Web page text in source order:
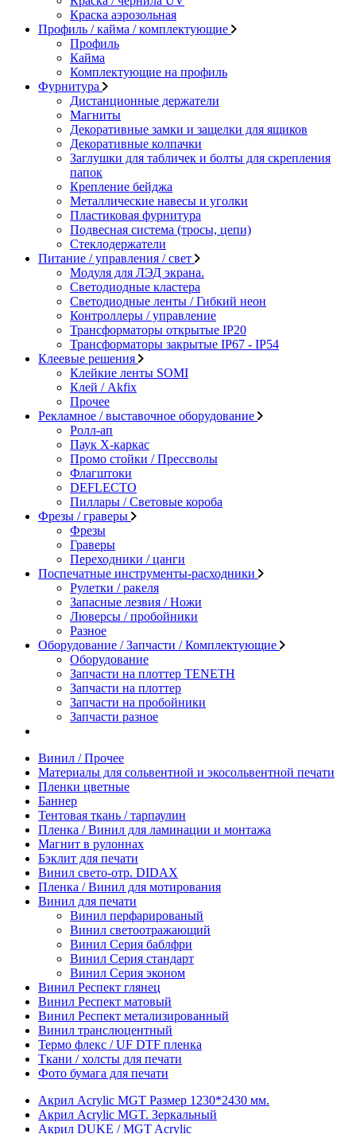
Краска аэрозольная
Профиль / кайма / комплектующие
Профиль
Кайма
Комплектующие на профиль
Фурнитура
Дистанционные держатели
Магниты
Декоративные замки и защелки для ящиков
Декоративные колпачки
Заглушки для табличек и болты для скрепления
папок
Крепление бейджа
Металлические навесы и уголки
Пластиковая фурнитура
Подвесная система (тросы, цепи)
Стеклодержатели
Питание / управления / свет
Модуля для ЛЭД экрана.
Светодиодные кластера
Светодиодные ленты / Гибкий неон
Контроллеры / управление
Трансформаторы открытые IP20
Трансформаторы закрытые IP67 - IP54
Клеевые решения
Клейкие ленты SOMI
Клей / Akfix
Прочее
Рекламное / выставочное оборудование
Ролл-ап
Паук X-каркас
Промо стойки / Прессволы
Флагштоки
DEFLECTO
Пиллары / Световые короба
Фрезы / граверы
Фрезы
Граверы
Переходники / цанги
Поспечатные инструменты-расходники
Рулетки / ракеля
Запасные лезвия / Ножи
Люверсы / пробойники
Разное
Оборудование / Запчасти / Комплектующие
Оборудование
Запчасти на плоттер TENETH
Запчасти на плоттер
Запчасти на пробойники
Запчасти разное
Винил / Прочее
Материалы для сольвентной и экосольвентной печати
Пленки цветные
Баннер
Тентовая ткань / тарпаулин
Пленка / Винил для ламинации и монтажа
Магнит в рулоннах
Бэклит для печати
Винил свето-отр. DIDAX
Пленка / Винил для мотирования
Винил для печати
Винил перфарированый
Винил светоотражающий
Винил Серия баблфри
Винил Серия стандарт
Винил Серия эконом
Винил Респект глянец
Винил Респект матовый
Винил Респект метализированный
Винил транслюцентный
Термо флекс / UF DTF пленка
Ткани / холсты для печати
Фото бумага для печати
Акрил Acrylic MGT Размер 1230*2430 мм.
Акрил Acrylic MGT. Зеркальный
Акрил DUKE / MGT Acrylic